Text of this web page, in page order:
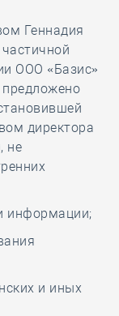
Геннадия
ООО «Базис»
предложено
директора
не
информации;
и иных